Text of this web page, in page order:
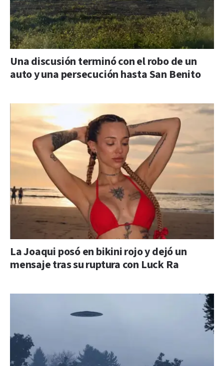
Una discusión terminó con el robo de un
auto y una persecución hasta San Benito
La Joaqui posó en bikini rojo y dejó un
mensaje tras su ruptura con Luck Ra